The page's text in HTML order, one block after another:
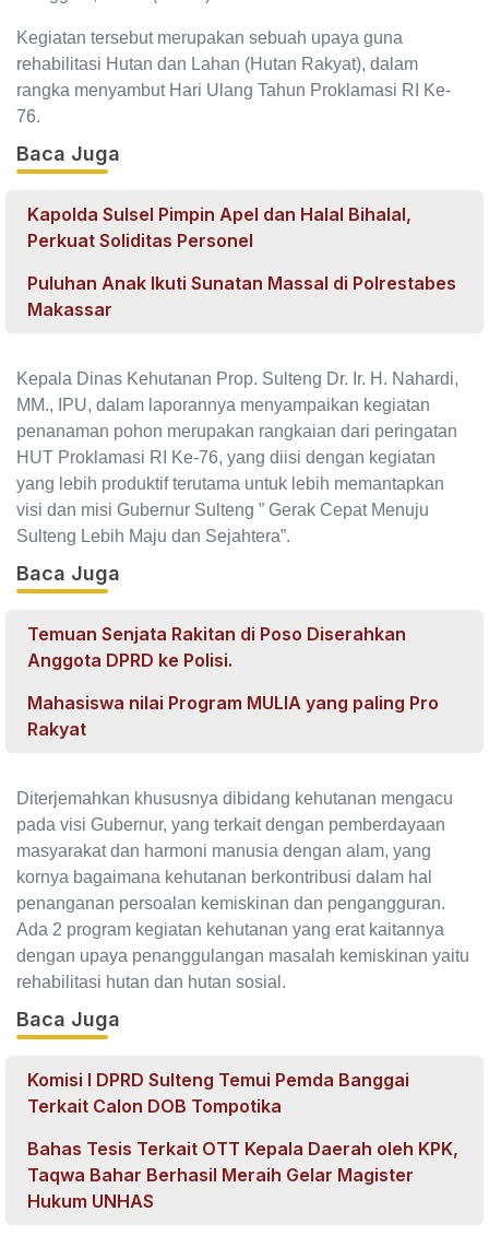
Kegiatan tersebut merupakan sebuah upaya guna
rehabilitasi Hutan dan Lahan (Hutan Rakyat), dalam
rangka menyambut Hari Ulang Tahun Proklamasi RI Ke-
76.
Baca Juga
Kapolda Sulsel Pimpin Apel dan Halal Bihalal,
Perkuat Soliditas Personel
Puluhan Anak Ikuti Sunatan Massal di Polrestabes
Makassar
Kepala Dinas Kehutanan Prop. Sulteng Dr. Ir. H. Nahardi,
MM., IPU, dalam laporannya menyampaikan kegiatan
penanaman pohon merupakan rangkaian dari peringatan
HUT Proklamasi RI Ke-76, yang diisi dengan kegiatan
yang lebih produktif terutama untuk lebih memantapkan
visi dan misi Gubernur Sulteng ” Gerak Cepat Menuju
Sulteng Lebih Maju dan Sejahtera”.
Baca Juga
Temuan Senjata Rakitan di Poso Diserahkan
Anggota DPRD ke Polisi.
Mahasiswa nilai Program MULIA yang paling Pro
Rakyat
Diterjemahkan khususnya dibidang kehutanan mengacu
pada visi Gubernur, yang terkait dengan pemberdayaan
masyarakat dan harmoni manusia dengan alam, yang
kornya bagaimana kehutanan berkontribusi dalam hal
penanganan persoalan kemiskinan dan pengangguran.
Ada 2 program kegiatan kehutanan yang erat kaitannya
dengan upaya penanggulangan masalah kemiskinan yaitu
rehabilitasi hutan dan hutan sosial.
Baca Juga
Komisi I DPRD Sulteng Temui Pemda Banggai
Terkait Calon DOB Tompotika
Bahas Tesis Terkait OTT Kepala Daerah oleh KPK,
Taqwa Bahar Berhasil Meraih Gelar Magister
Hukum UNHAS